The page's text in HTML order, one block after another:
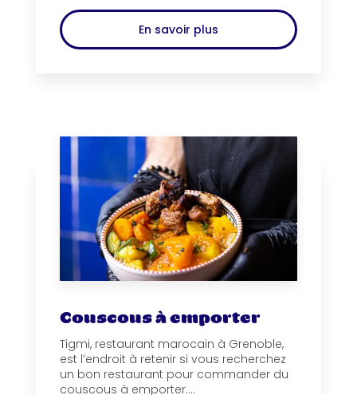
En savoir plus
Couscous à emporter
Tigmi, restaurant marocain à Grenoble,
est l’endroit à retenir si vous recherchez
un bon restaurant pour commander du
couscous à emporter....